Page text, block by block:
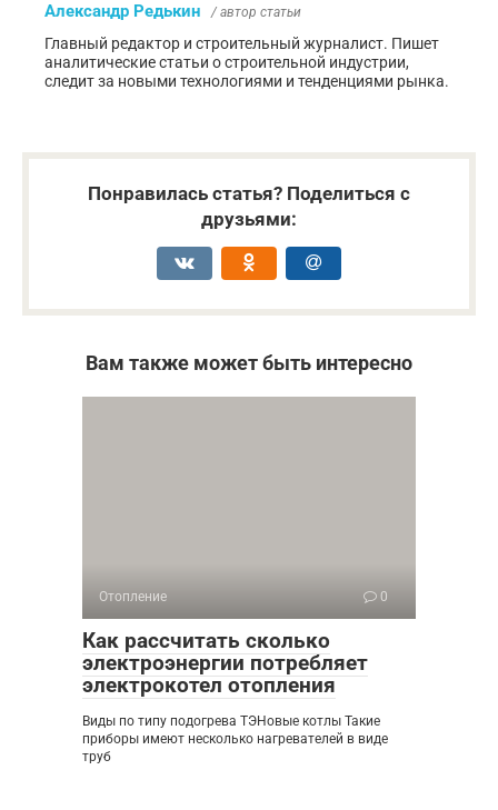
Александр Редькин / автор статьи
Главный редактор и строительный журналист. Пишет
аналитические статьи о строительной индустрии,
следит за новыми технологиями и тенденциями рынка.
Понравилась статья? Поделиться с
друзьями:
Вам также может быть интересно
Отопление 0
Как рассчитать сколько
электроэнергии потребляет
электрокотел отопления
Виды по типу подогрева ТЭНовые котлы Такие
приборы имеют несколько нагревателей в виде
труб